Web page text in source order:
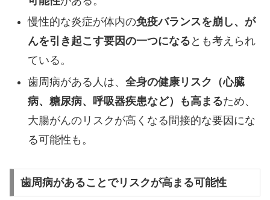
慢性的な炎症が体内の免疫バランスを崩し、が
んを引き起こす要因の一つになる とも考えられ
ている。
歯周病がある人は、 全身の健康リスク（心臓
病、糖尿病、呼吸器疾患など）も高まるため、
大腸がんのリスクが高くなる間接的な要因にな
る可能性も。
歯周病があることでリスクが高まる可能性